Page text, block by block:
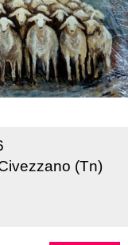
(Tn)